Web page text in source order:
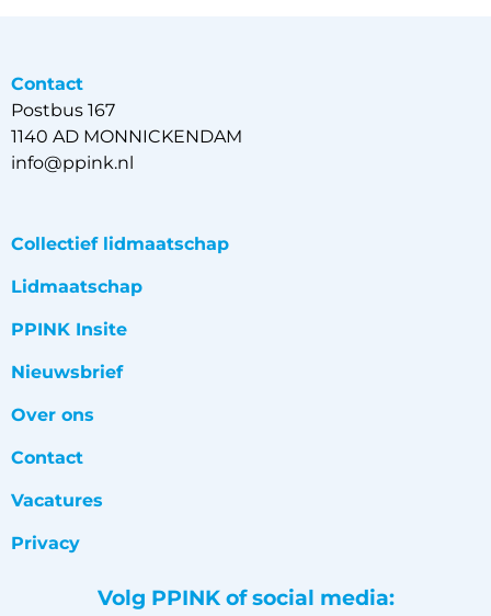
Contact
Postbus 167
1140 AD MONNICKENDAM
info@ppink.nl
Collectief lidmaatschap
Lidmaatschap
PPINK Insite
Nieuwsbrief
Over ons
Contact
Vacatures
Privacy
Volg PPINK of social media: